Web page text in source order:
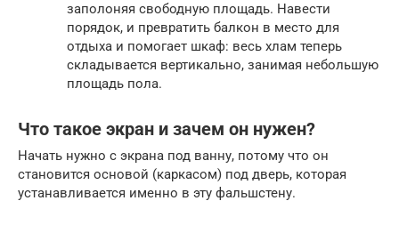
заполоняя свободную площадь. Навести
порядок, и превратить балкон в место для
отдыха и помогает шкаф: весь хлам теперь
складывается вертикально, занимая небольшую
площадь пола.
Что такое экран и зачем он нужен?
Начать нужно с экрана под ванну, потому что он
становится основой (каркасом) под дверь, которая
устанавливается именно в эту фальшстену.